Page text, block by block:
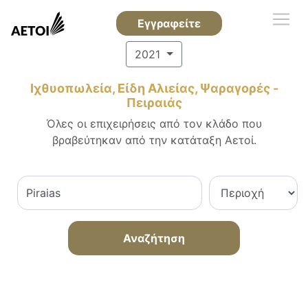
Εγγραφείτε
2021
Ιχθυοπωλεία, Είδη Αλιείας, Ψαραγορές -
Πειραιάς
Όλες οι επιχειρήσεις από τον κλάδο που
βραβεύτηκαν από την κατάταξη Αετοί.
Αναζήτηση